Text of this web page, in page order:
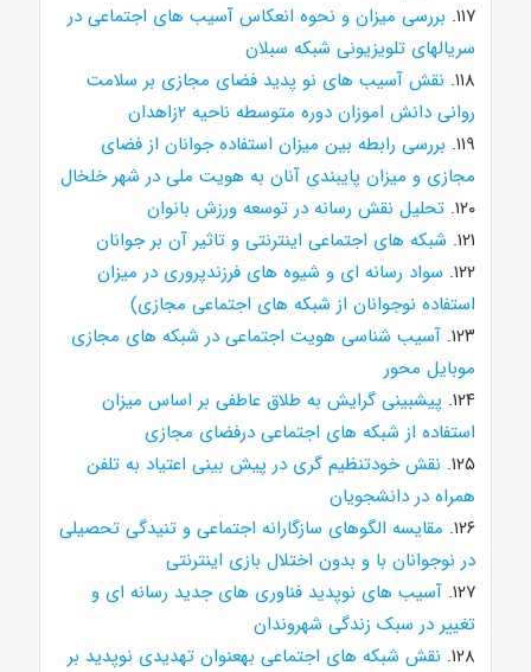
۱۱۷. بررسی میزان و نحوه انعکاس آسیب های اجتماعی در
سریالهای تلویزیونی شبکه سبلان
۱۱۸. نقش آسیب های نو پدید فضای مجازی بر سلامت
روانی دانش اموزان دوره متوسطه ناحیه ۲زاهدان
۱۱۹. بررسی رابطه بین میزان استفاده جوانان از فضای
مجازی و میزان پایبندی آنان به هویت ملی در شهر خلخال
۱۲۰. تحلیل نقش رسانه در توسعه ورزش بانوان
۱۲۱. شبکه های اجتماعی اینترنتی و تاثیر آن بر جوانان
۱۲۲. سواد رسانه ای و شیوه های فرزندپروری در میزان
استفاده نوجوانان از شبکه های اجتماعی مجازی)
۱۲۳. آسیب شناسی هویت اجتماعی در شبکه های مجازی
موبایل محور
۱۲۴. پیشبینی گرایش به طلاق عاطفی بر اساس میزان
استفاده از شبکه های اجتماعی درفضای مجازی
۱۲۵. نقش خودتنظیم گری در پیش بینی اعتیاد به تلفن
همراه در دانشجویان
۱۲۶. مقایسه الگوهای سازگارانه اجتماعی و تنیدگی تحصیلی
در نوجوانان با و بدون اختلال بازی اینترنتی
۱۲۷. آسیب های نوپدید فناوری های جدید رسانه ای و
تغییر در سبک زندگی شهروندان
۱۲۸. نقش شبکه های اجتماعی بهعنوان تهدیدی نوپدید بر